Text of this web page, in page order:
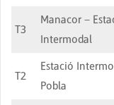
T3
Manacor –
Intermodal
T2
Estació
Pobla